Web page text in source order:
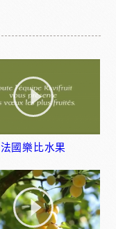
法國樂比水果